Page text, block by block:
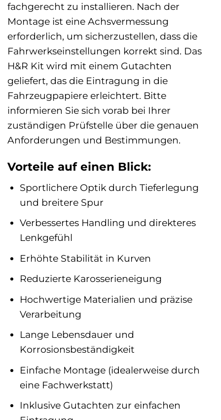
fachgerecht zu installieren. Nach der
Montage ist eine Achsvermessung
erforderlich, um sicherzustellen, dass die
Fahrwerkseinstellungen korrekt sind. Das
H&R Kit wird mit einem Gutachten
geliefert, das die Eintragung in die
Fahrzeugpapiere erleichtert. Bitte
informieren Sie sich vorab bei Ihrer
zuständigen Prüfstelle über die genauen
Anforderungen und Bestimmungen.
Vorteile auf einen Blick:
Sportlichere Optik durch Tieferlegung
und breitere Spur
Verbessertes Handling und direkteres
Lenkgefühl
Erhöhte Stabilität in Kurven
Reduzierte Karosserieneigung
Hochwertige Materialien und präzise
Verarbeitung
Lange Lebensdauer und
Korrosionsbeständigkeit
Einfache Montage (idealerweise durch
eine Fachwerkstatt)
Inklusive Gutachten zur einfachen